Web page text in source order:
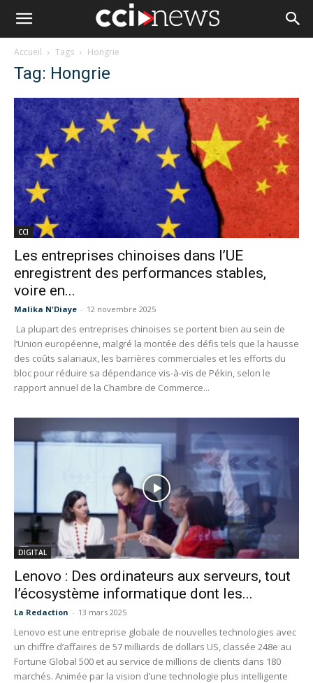
Accueil Tags Hongrie
Tag: Hongrie
CCI
Les entreprises chinoises dans l’UE
enregistrent des performances stables,
voire en...
Malika N'Diaye - 12 novembre 2025
La plupart des entreprises chinoises se portent bien au sein de
l’Union européenne, malgré la montée des défis tels que la hausse
des coûts salariaux, les barrières commerciales et les efforts du
bloc pour réduire sa dépendance vis-à-vis de Pékin, selon le
rapport annuel de la Chambre de Commerce...
DIGITAL
Lenovo : Des ordinateurs aux serveurs, tout
l’écosystème informatique dont les...
La Redaction - 13 mars 2025
Lenovo est une entreprise globale de nouvelles technologies avec
un chiffre d’affaires de 57 milliards de dollars US, classée 248e au
Fortune Global 500 et au service de millions de clients dans 180
marchés. Animée par la vision d’une technologie plus intelligente